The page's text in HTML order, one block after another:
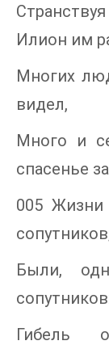
Илион им
Многих
видел,
Много и
спасенье
005 Жизни
Были,
Гибель